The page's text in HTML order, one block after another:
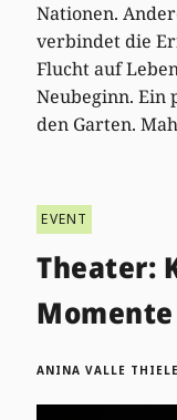
Nationen.
verbindet die
Flucht auf
Neubeginn.
den Garten.
EVENT
Theater:
Momente
ANINA VALLE THIELE